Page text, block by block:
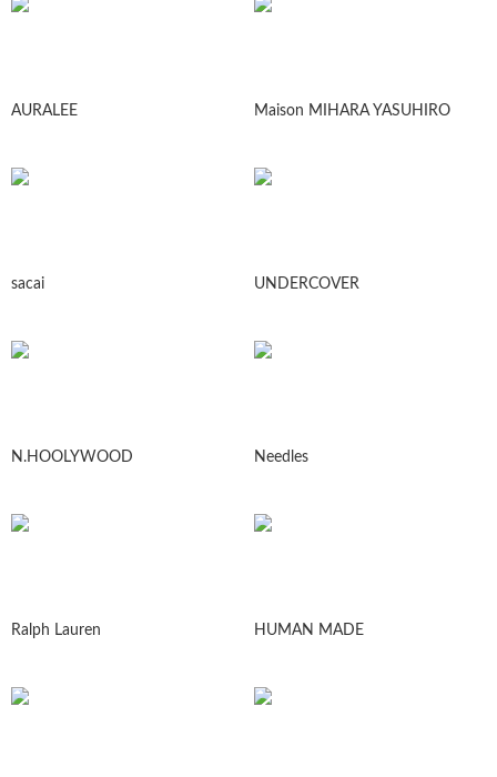
AURALEE Maison MIHARA YASUHIRO
sacai UNDERCOVER
N.HOOLYWOOD Needles
Ralph Lauren HUMAN MADE